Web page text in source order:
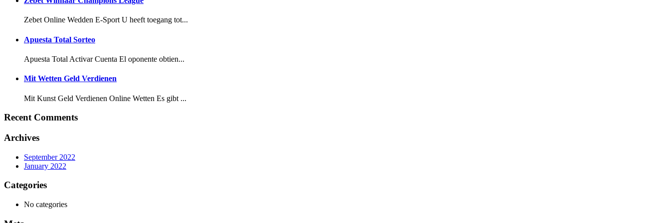
Zebet Online Wedden E-Sport U heeft toegang tot...
Apuesta Total Sorteo
Apuesta Total Activar Cuenta El oponente obtien...
Mit Wetten Geld Verdienen
Mit Kunst Geld Verdienen Online Wetten Es gibt ...
Recent Comments
Archives
September 2022
January 2022
Categories
No categories